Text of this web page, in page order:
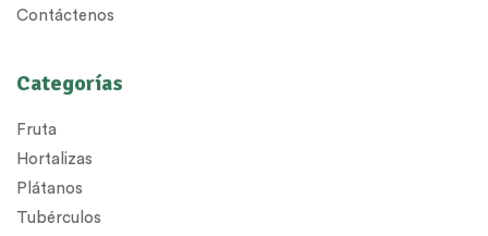
Contáctenos
Categorías
Fruta
Hortalizas
Plátanos
Tubérculos